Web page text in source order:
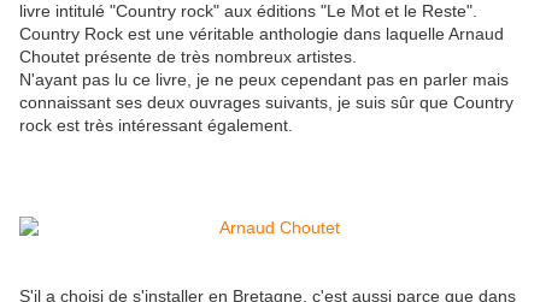
livre intitulé "Country rock" aux éditions "Le Mot et le Reste".
Country Rock est une véritable anthologie dans laquelle Arnaud
Choutet présente de très nombreux artistes.
N'ayant pas lu ce livre, je ne peux cependant pas en parler mais
connaissant ses deux ouvrages suivants, je suis sûr que Country
rock est très intéressant également.
S'il a choisi de s'installer en Bretagne, c'est aussi parce que dans